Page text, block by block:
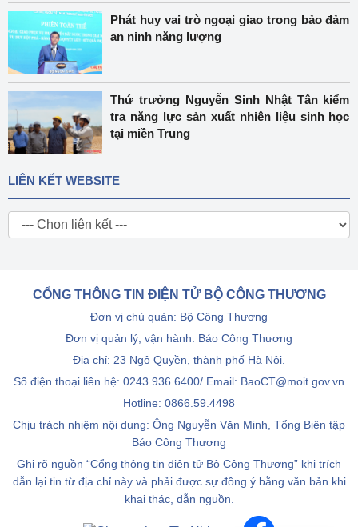
Phát huy vai trò ngoại giao trong bảo đảm
an ninh năng lượng
Thứ trưởng Nguyễn Sinh Nhật Tân kiểm
tra năng lực sản xuất nhiên liệu sinh học
tại miền Trung
LIÊN KẾT WEBSITE
CỔNG THÔNG TIN ĐIỆN TỬ BỘ CÔNG THƯƠNG
Đơn vị chủ quản: Bộ Công Thương
Đơn vị quản lý, vận hành: Báo Công Thương
Địa chỉ: 23 Ngô Quyền, thành phố Hà Nội.
Số điện thoại liên hệ: 0243.936.6400/ Email: BaoCT@moit.gov.vn
Hotline: 0866.59.4498
Chịu trách nhiệm nội dung: Ông Nguyễn Văn Minh, Tổng Biên tập
Báo Công Thương
Ghi rõ nguồn “Cổng thông tin điện tử Bộ Công Thương” khi trích
dẫn lại tin từ địa chỉ này và phải được sự đồng ý bằng văn bản khi
khai thác, dẫn nguồn.